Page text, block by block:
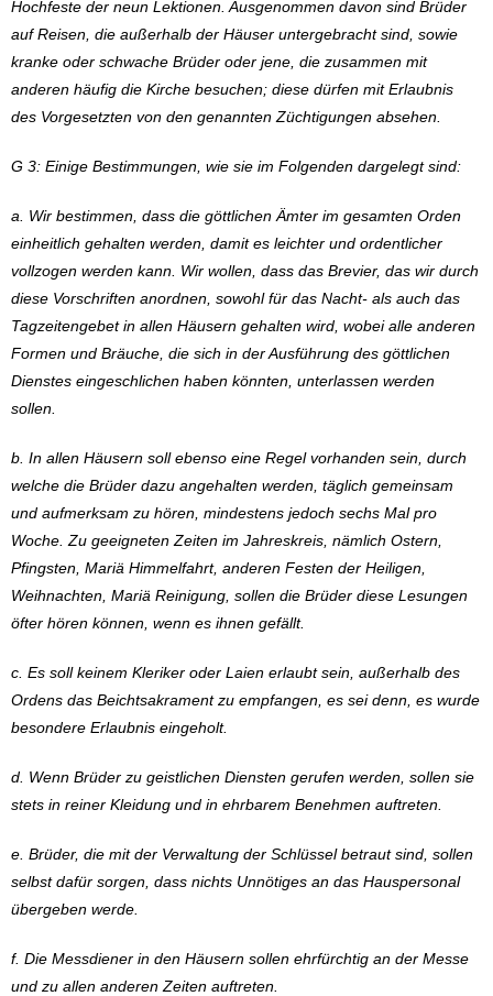
Hochfeste der neun Lektionen. Ausgenommen davon sind Brüder
auf Reisen, die außerhalb der Häuser untergebracht sind, sowie
kranke oder schwache Brüder oder jene, die zusammen mit
anderen häufig die Kirche besuchen; diese dürfen mit Erlaubnis
des Vorgesetzten von den genannten Züchtigungen absehen.
G 3: Einige Bestimmungen, wie sie im Folgenden dargelegt sind:
a. Wir bestimmen, dass die göttlichen Ämter im gesamten Orden
einheitlich gehalten werden, damit es leichter und ordentlicher
vollzogen werden kann. Wir wollen, dass das Brevier, das wir durch
diese Vorschriften anordnen, sowohl für das Nacht- als auch das
Tagzeitengebet in allen Häusern gehalten wird, wobei alle anderen
Formen und Bräuche, die sich in der Ausführung des göttlichen
Dienstes eingeschlichen haben könnten, unterlassen werden
sollen.
b. In allen Häusern soll ebenso eine Regel vorhanden sein, durch
welche die Brüder dazu angehalten werden, täglich gemeinsam
und aufmerksam zu hören, mindestens jedoch sechs Mal pro
Woche. Zu geeigneten Zeiten im Jahreskreis, nämlich Ostern,
Pfingsten, Mariä Himmelfahrt, anderen Festen der Heiligen,
Weihnachten, Mariä Reinigung, sollen die Brüder diese Lesungen
öfter hören können, wenn es ihnen gefällt.
c. Es soll keinem Kleriker oder Laien erlaubt sein, außerhalb des
Ordens das Beichtsakrament zu empfangen, es sei denn, es wurde
besondere Erlaubnis eingeholt.
d. Wenn Brüder zu geistlichen Diensten gerufen werden, sollen sie
stets in reiner Kleidung und in ehrbarem Benehmen auftreten.
e. Brüder, die mit der Verwaltung der Schlüssel betraut sind, sollen
selbst dafür sorgen, dass nichts Unnötiges an das Hauspersonal
übergeben werde.
f. Die Messdiener in den Häusern sollen ehrfürchtig an der Messe
und zu allen anderen Zeiten auftreten.